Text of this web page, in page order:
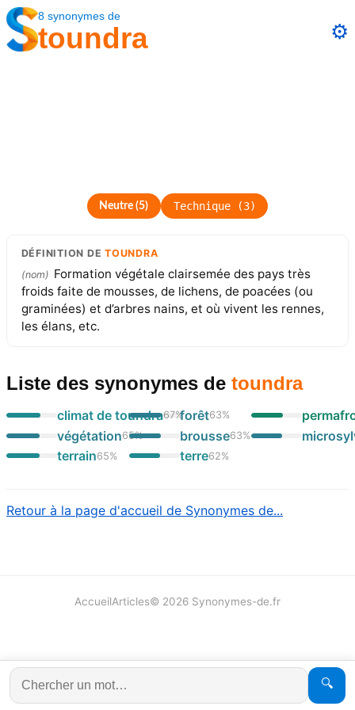
8synonymes de
toundra ⚙️
Neutre (5) Technique(3)
DÉFINITION DETOUNDRA
(nom) Formation végétale clairsemée des pays très
froids faite de mousses, de lichens, de poacées (ou
graminées) et d’arbres nains, et où vivent les rennes,
les élans, etc.
Liste des synonymes de toundra
climat de toundra67%
végétation65%
terrain65%
forêt63%
brousse63%
terre62%
Retour à la page d'accueil de Synonymes de...
🔍
AccueilArticles© 2026 Synonymes-de.fr